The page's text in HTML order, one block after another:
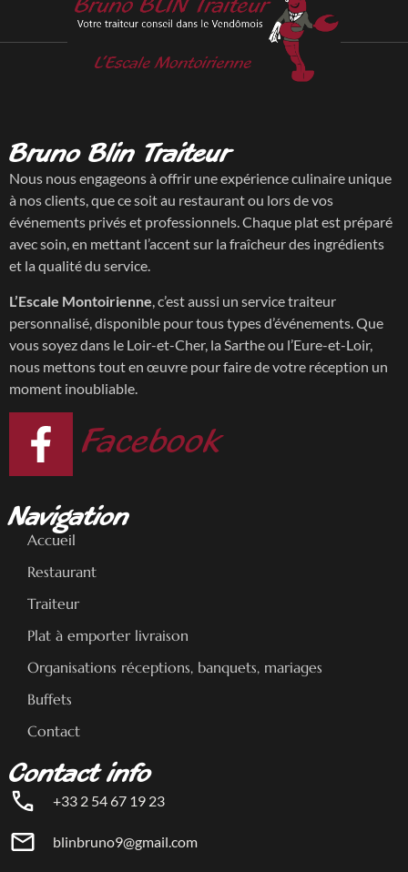
Bruno Blin Traiteur
Nous nous engageons à offrir une expérience culinaire unique
à nos clients, que ce soit au restaurant ou lors de vos
événements privés et professionnels. Chaque plat est préparé
avec soin, en mettant l’accent sur la fraîcheur des ingrédients
et la qualité du service.
L’Escale Montoirienne , c’est aussi un service traiteur
personnalisé, disponible pour tous types d’événements. Que
vous soyez dans le Loir-et-Cher, la Sarthe ou l’Eure-et-Loir,
nous mettons tout en œuvre pour faire de votre réception un
moment inoubliable.
Facebook
Navigation
Accueil
Restaurant
Traiteur
Plat à emporter livraison
Organisations réceptions, banquets, mariages
Buffets
Contact
Contact info
+33 2 54 67 19 23
blinbruno9@gmail.com